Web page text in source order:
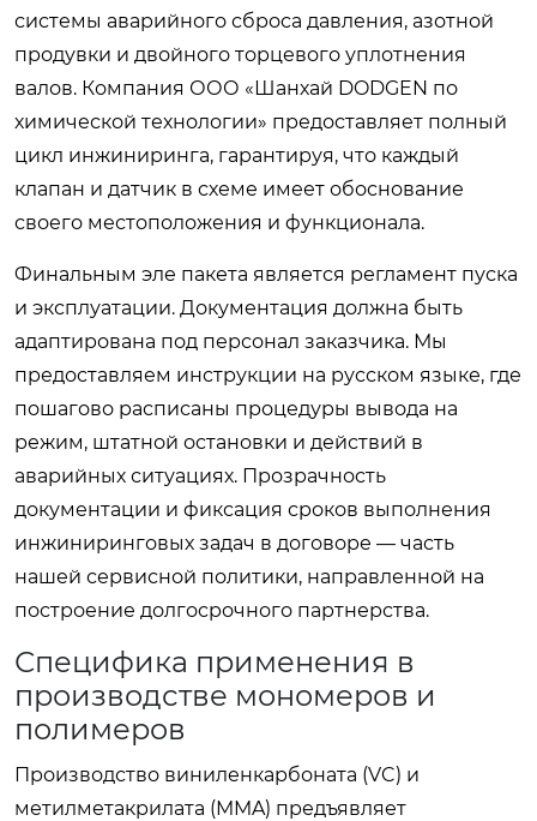
системы аварийного сброса давления, азотной
продувки и двойного торцевого уплотнения
валов. Компания ООО «Шанхай DODGEN по
химической технологии» предоставляет полный
цикл инжиниринга, гарантируя, что каждый
клапан и датчик в схеме имеет обоснование
своего местоположения и функционала.
Финальным эле пакета является регламент пуска
и эксплуатации. Документация должна быть
адаптирована под персонал заказчика. Мы
предоставляем инструкции на русском языке, где
пошагово расписаны процедуры вывода на
режим, штатной остановки и действий в
аварийных ситуациях. Прозрачность
документации и фиксация сроков выполнения
инжиниринговых задач в договоре — часть
нашей сервисной политики, направленной на
построение долгосрочного партнерства.
Специфика применения в
производстве мономеров и
полимеров
Производство виниленкарбоната (VC) и
метилметакрилата (MMA) предъявляет